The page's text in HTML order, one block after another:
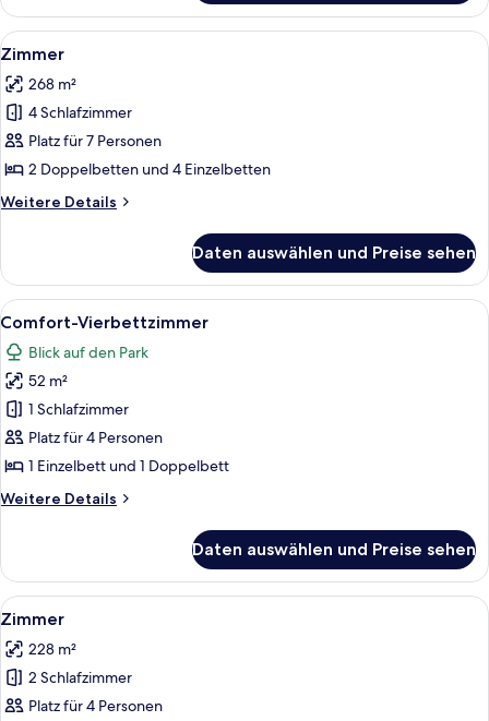
Doppelzimmer,
Badewanne
Alle
Fotos
für
Zimmer
anzeigen
Ein Zimmer mit Holzboden, Kamin,
12
Zimmer
268 m²
4 Schlafzimmer
Platz für 7 Personen
2 Doppelbetten und 4 Einzelbetten
Weitere Details
Weitere
Daten auswählen und Preise sehen
Alle
Fotos
für
Comfort-
Vierbettzimmer
anzeigen
Ein Schlafzimmer mit Holzboden,
5
Comfort-Vierbettzimmer
Blick auf den Park
52 m²
1 Schlafzimmer
Platz für 4 Personen
1 Einzelbett und 1 Doppelbett
Weitere Details
Weitere
Vierbettzimmer
Daten auswählen und Preise sehen
Alle
Fotos
für
Zimmer
anzeigen
Ein Badezimmer mit einem weißen
10
Zimmer
228 m²
2 Schlafzimmer
Platz für 4 Personen